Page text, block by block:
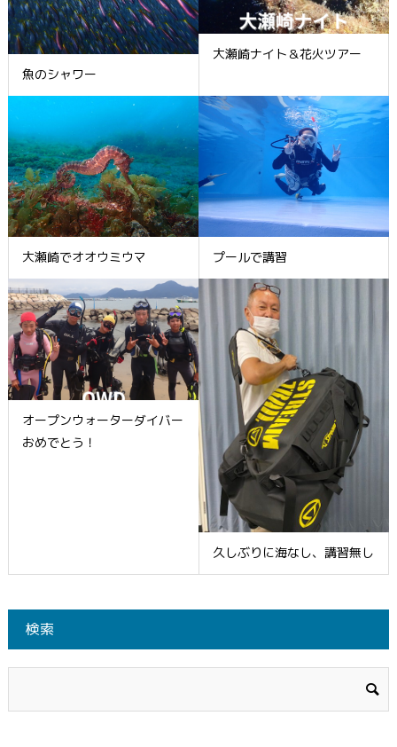
魚のシャワー
大瀬崎ナイト＆花火ツアー
大瀬崎でオオウミウマ プールで講習
オープンウォーターダイバー
おめでとう！
久しぶりに海なし、講習無し
検索